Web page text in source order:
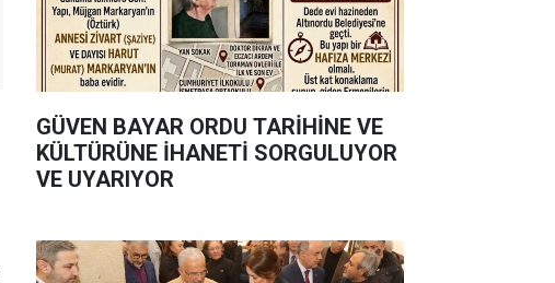
GÜVEN BAYAR ORDU TARİHİNE VE
KÜLTÜRÜNE İHANETİ SORGULUYOR
VE UYARIYOR